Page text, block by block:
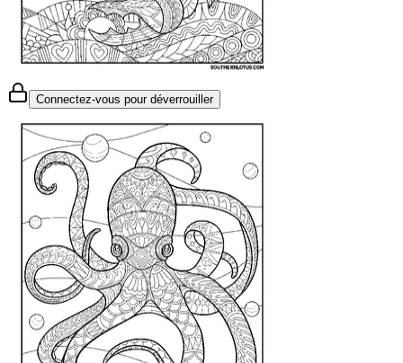
Connectez-vous pour déverrouiller